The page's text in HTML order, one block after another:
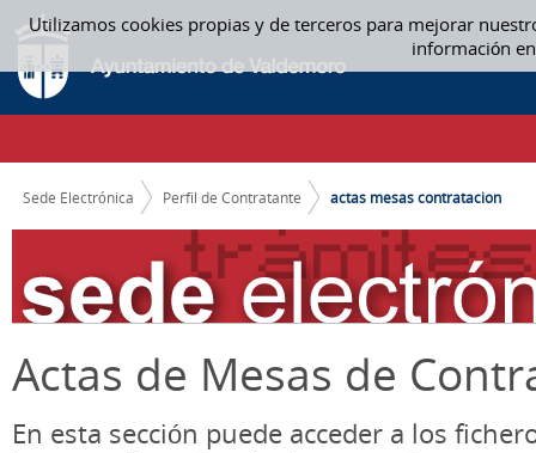
Utilizamos cookies propias y de terceros para mejorar
información
Saltar al contenido
ACTAS MESA CONTRATACIÓN - ACTAS MESAS CONTRATACION
CAMINO DE MIGAS
Sede Electrónica Perfil de Contratante actas mesas contratacion
Actas de Mesas de
En esta sección puede acceder a los